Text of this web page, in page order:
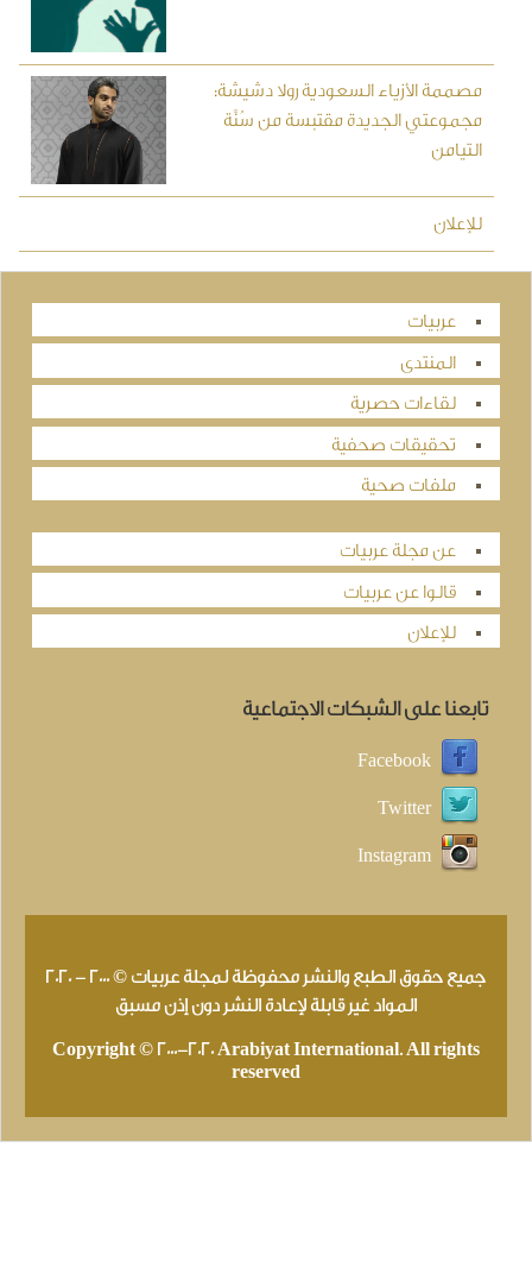
مصممة الأزياء السعودية رولا دشيشة:
مجموعتي الجديدة مقتبسة من سُنَّة
التيامن
للإعلان
عربيات
المنتدى
لقاءات حصرية
تحقيقات صحفية
ملفات صحية
عن مجلة عربيات
قالوا عن عربيات
للإعلان
تابعنا على الشبكات الاجتماعية
Facebook
Twitter
Instagram
جميع حقوق الطبع والنشر محفوظة لمجلة عربيات © 2000 - 2020
المواد غير قابلة لإعادة النشر دون إذن مسبق
Copyright © 2000-2020 Arabiyat International. All rights
reserved